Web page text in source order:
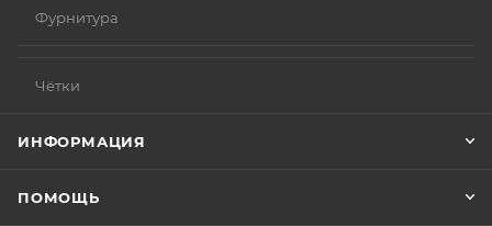
Фурнитура
Чётки
ИНФОРМАЦИЯ
ПОМОЩЬ